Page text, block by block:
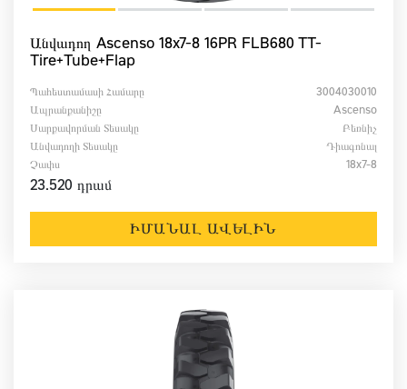
Անվադող Ascenso 18x7-8 16PR FLB680 TT-
Tire+Tube+Flap
Պահեստամասի Համարը
3004030010
Ապրանքանիշը
Ascenso
Սարքավորման Տեսակը
Բեռնիչ
Անվադողի Տեսակը
Դիագոնալ
Չափս
18x7-8
23.520 դրամ
ԻՄԱՆԱԼ ԱՎԵԼԻՆ